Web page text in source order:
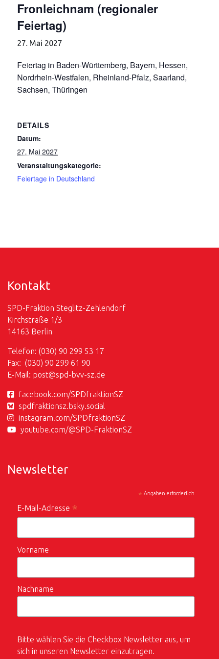
Fronleichnam (regionaler
Feiertag)
27. Mai 2027
Feiertag in Baden-Württemberg, Bayern, Hessen,
Nordrhein-Westfalen, Rheinland-Pfalz, Saarland,
Sachsen, Thüringen
DETAILS
Datum:
27. Mai 2027
Veranstaltungskategorie:
Feiertage in Deutschland
Kontakt
SPD-Fraktion Steglitz-Zehlendorf
Kirchstraße 1/3
14163 Berlin
Telefon: (030) 90 299 53 17
Fax: (030) 90 299 61 90
E-Mail: post@spd-bvv-sz.de
facebook.com/SPDfraktionSZ
spdfraktionsz.bsky.social
instagram.com/SPDfraktionSZ
youtube.com/@SPD-FraktionSZ
Newsletter
* Angaben erforderlich
E-Mail-Adresse *
Vorname
Nachname
Bitte wählen Sie die Checkbox Newsletter aus, um
sich in unseren Newsletter einzutragen.